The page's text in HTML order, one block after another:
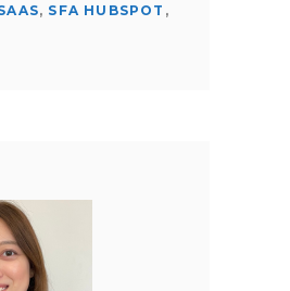
, SFA HUBSPOT ,